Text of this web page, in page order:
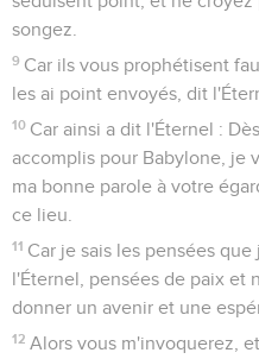
songez.
9 Car ils vous prophétisent
les ai point envoyés, dit
10 Car ainsi a dit l'Éternel :
accomplis pour Babylone, je
ma bonne parole à votre
ce lieu.
11 Car je sais les pensées
l'Éternel, pensées de paix et
donner un avenir et une
12 Alors vous m'invoquerez,